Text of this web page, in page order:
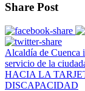
Share Post
Alcaldía de Cuenca
servicio de la
HACIA LA
DISCAPACIDAD